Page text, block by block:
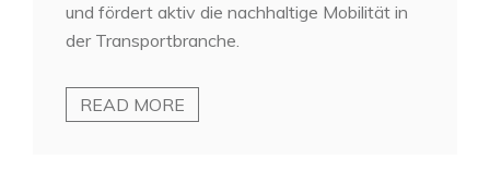
und fördert aktiv die nachhaltige Mobilität in
der Transportbranche.
READ MORE